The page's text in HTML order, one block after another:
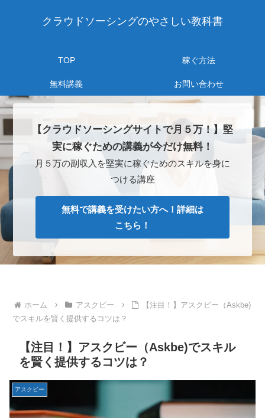
クラウドソーシングのやさしい教科書
TOP 稼ぐ方法
無料講義 お問い合わせ
【クラウドソーシングサイトで月５万！】堅
実に稼ぐための講義が今だけ無料！
月５万の副収入を堅実に稼ぐためのスキルを身に
つける講座
無料で講義を受けたい方へ！詳細は
こちら！
ホーム アスクビー
【注目！】アスクビー（Askbe)
でスキルを賢く提供するコツは？
【注目！】アスクビー（Askbe)でスキル
を賢く提供するコツは？
アスクビー